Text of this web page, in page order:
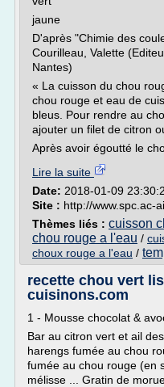
jaune
D'après "Chimie des
Courilleau, Valette
Nantes)
« La cuisson du chou
chou rouge et eau de
bleus. Pour rendre au
ajouter un filet de citron
Après avoir égoutté le
Lire la suite
Date: 2018-01-09
Site : http://www.spc.ac-
Thèmes liés : cuisson
chou rouge a l'eau /
choux rouge a l'eau /
recette chou vert
cuisinons.com
1 - Mousse chocolat &
Bar au citron vert et ail
harengs fumée au chou
fumée au chou rouge (en
mélisse ... Gratin de